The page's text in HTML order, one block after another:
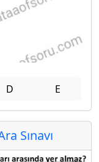
D E
Sınavı